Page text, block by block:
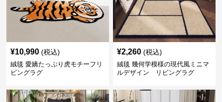
¥10,990 (税込)
絨毯 愛嬌たっぷり虎モチーフリ
ビングラグ
¥2,260 (税込)
絨毯 幾何学模様の現代風ミニマ
ルデザイン リビングラグ